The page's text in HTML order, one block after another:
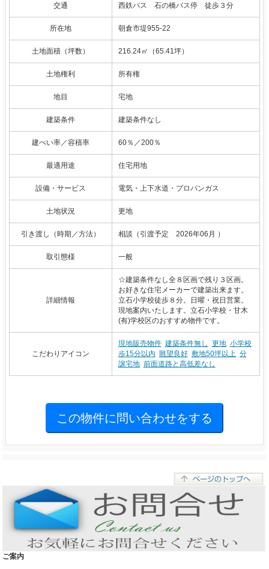
交通 西鉄バス 石の橋バス停 徒歩３分
所在地 朝倉市堤955-22
土地面積（坪数） 216.24㎡（65.41坪）
土地権利 所有権
地目 宅地
建築条件 建築条件なし
建ぺい率／容積率 60％／200％
最適用途 住宅用地
設備・サービス 電気・上下水道・プロパンガス
土地状況 更地
引き渡し（時期／方法） 相談（引渡予定 2026年06月 ）
取引態様 一般
詳細情報
☆建築条件なし全８区画で残り３区画。
お好きな住宅メーカーで建築出来ます。
立石小学校徒歩８分。日曜・祝日営業。
現地案内いたします。立石小学校・甘木
(有)学校区のおすすめ物件です。
こだわりアイコン
現地販売物件 建築条件無し 更地 小学校
歩15分以内 眺望良好 敷地50坪以上 分
譲宅地 前面道路と高低差なし
ご案内